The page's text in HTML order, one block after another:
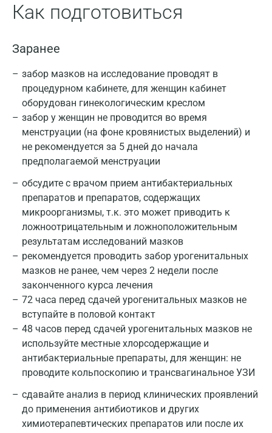
Как подготовиться
Заранее
забор мазков на исследование проводят в
процедурном кабинете, для женщин кабинет
оборудован гинекологическим креслом
забор у женщин не проводится во время
менструации (на фоне кровянистых выделений) и
не рекомендуется за 5 дней до начала
предполагаемой менструации
обсудите с врачом прием антибактериальных
препаратов и препаратов, содержащих
микроорганизмы, т.к. это может приводить к
ложноотрицательным и ложноположительным
результатам исследований мазков
рекомендуется проводить забор урогенитальных
мазков не ранее, чем через 2 недели после
законченного курса лечения
72 часа перед сдачей урогенитальных мазков не
вступайте в половой контакт
48 часов перед сдачей урогенитальных мазков не
используйте местные хлорсодержащие и
антибактериальные препараты, для женщин: не
проводите кольпоскопию и трансвагинальное УЗИ
сдавайте анализ в период клинических проявлений
до применения антибиотиков и других
химиотерапевтических препаратов или после их